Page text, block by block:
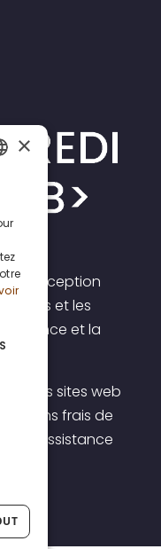
conception
et les
et la
des sites web
sans frais de
une assistance
×